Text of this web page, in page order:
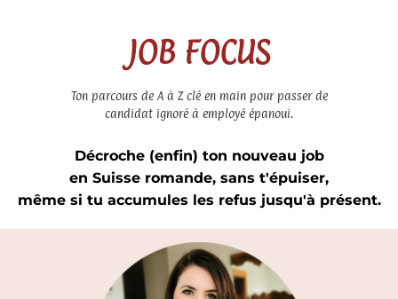
JOB FOCUS
Ton parcours de A à Z clé en main pour passer de
candidat ignoré à employé épanoui.
Décroche (enfin) ton nouveau job
en Suisse romande, sans t'épuiser,
même si tu accumules les refus jusqu'à présent.